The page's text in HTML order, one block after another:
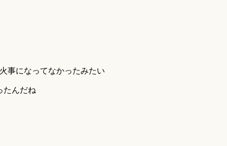
事になってなかったみたい
たんだね